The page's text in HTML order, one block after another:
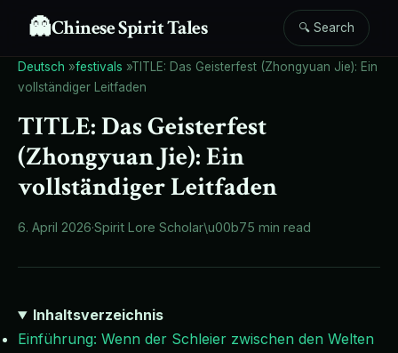
👻Chinese Spirit Tales 🔍 Search
Deutsch »festivals »TITLE: Das Geisterfest (Zhongyuan Jie): Ein
vollständiger Leitfaden
TITLE: Das Geisterfest
(Zhongyuan Jie): Ein
vollständiger Leitfaden
6. April 2026·Spirit Lore Scholar\u00b75 min read
Inhaltsverzeichnis
Einführung: Wenn der Schleier zwischen den Welten